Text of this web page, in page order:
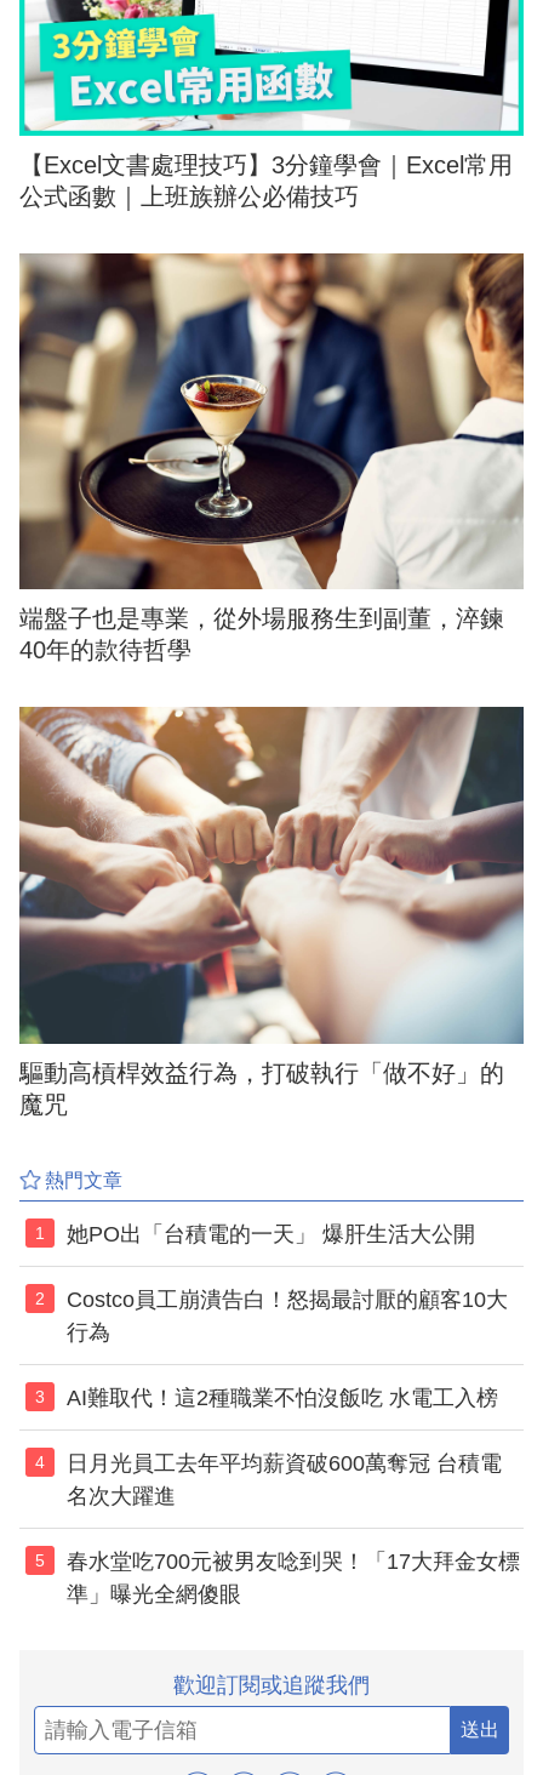
【Excel文書處理技巧】3分鐘學會｜Excel常用
公式函數｜上班族辦公必備技巧
端盤子也是專業，從外場服務生到副董，淬鍊
40年的款待哲學
驅動高槓桿效益行為，打破執行「做不好」的
魔咒
熱門文章
1 她PO出「台積電的一天」 爆肝生活大公開
2
Costco員工崩潰告白！怒揭最討厭的顧客10大
行為
3 AI難取代！這2種職業不怕沒飯吃 水電工入榜
4
日月光員工去年平均薪資破600萬奪冠 台積電
名次大躍進
5
春水堂吃700元被男友唸到哭！「17大拜金女標
準」曝光全網傻眼
歡迎訂閱或追蹤我們
送出